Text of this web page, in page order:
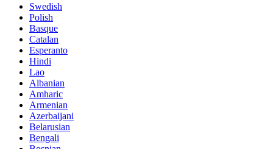
Swedish
Polish
Basque
Catalan
Esperanto
Hindi
Lao
Albanian
Amharic
Armenian
Azerbaijani
Belarusian
Bengali